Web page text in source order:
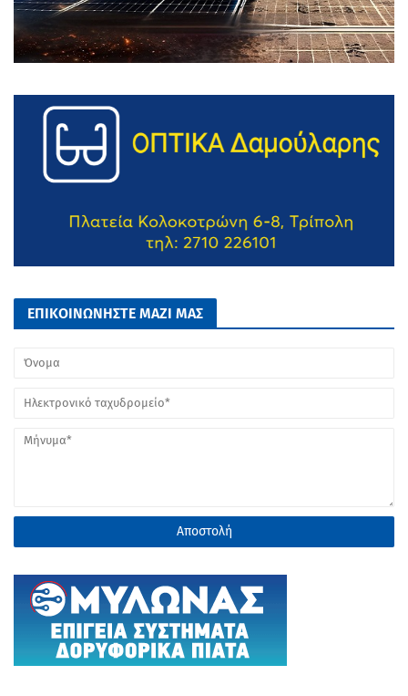
ΕΠΙΚΟΙΝΩΝΗΣΤΕ ΜΑΖΙ ΜΑΣ